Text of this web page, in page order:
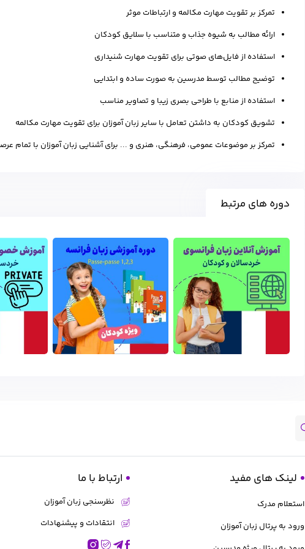
تمرکز بر تقویت مهارت مکالمه و ارتباطات موثر
ارائه مطالب به شیوه جذاب و متناسب با سلایق کودکان
استفاده از فایل‌های صوتی برای تقویت مهارت شنیداری
توضیح مطالب توسط مدرسین به صورت ساده و ابتدایی
استفاده از منابع با طراحی بصری زیبا و تصاویر مناسب
تشویق کودکان به داشتن تعامل با سایر زبان آموزان برای تقویت مهارت مکالمه
تمرکز بر موضوعات عمومی، فرهنگی، هنری و ... برای آشنایی زبان آموزان با تمام
دوره های مرتبط
لینک های مفید
استعلام مدرک
ورود به پرتال زبان آموزان
ارتباط با ما
نظرسنجی زبان آموزان
انتقادات و پیشنهادات